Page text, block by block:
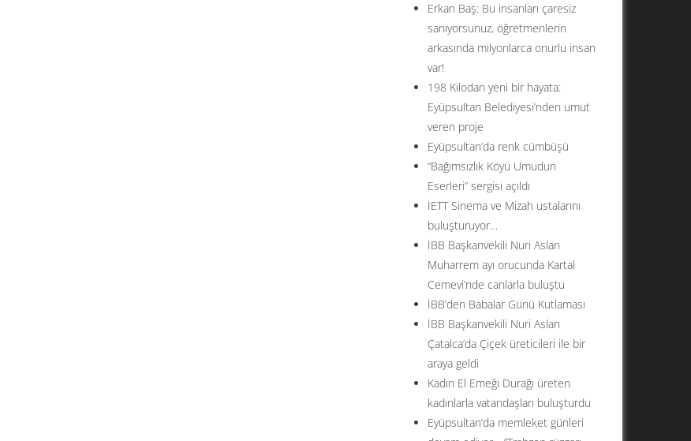
Erkan Baş: Bu insanları çaresiz
sanıyorsunuz, öğretmenlerin
arkasında milyonlarca onurlu insan
var!
198 Kilodan yeni bir hayata:
Eyüpsultan Belediyesi’nden umut
veren proje
Eyüpsultan’da renk cümbüşü
“Bağımsızlık Köyü Umudun
Eserleri” sergisi açıldı
İETT Sinema ve Mizah ustalarını
buluşturuyor…
İBB Başkanvekili Nuri Aslan
Muharrem ayı orucunda Kartal
Cemevi’nde canlarla buluştu
İBB’den Babalar Günü Kutlaması
İBB Başkanvekili Nuri Aslan
Çatalca’da Çiçek üreticileri ile bir
araya geldi
Kadın El Emeği Durağı üreten
kadınlarla vatandaşları buluşturdu
Eyüpsultan’da memleket günleri